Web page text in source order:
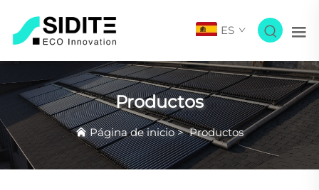
ES
Productos
Página de inicio>Productos